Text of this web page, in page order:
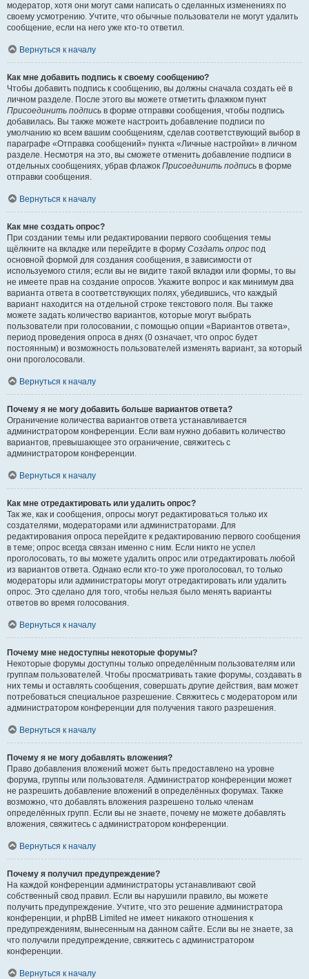
модератор, хотя они могут сами написать о сделанных изменениях по
своему усмотрению. Учтите, что обычные пользователи не могут удалить
сообщение, если на него уже кто-то ответил.
Вернуться к началу
Как мне добавить подпись к своему сообщению?
Чтобы добавить подпись к сообщению, вы должны сначала создать её в
личном разделе. После этого вы можете отметить флажком пункт
Присоединить подпись в форме отправки сообщения, чтобы подпись
добавилась. Вы также можете настроить добавление подписи по
умолчанию ко всем вашим сообщениям, сделав соответствующий выбор в
параграфе «Отправка сообщений» пункта «Личные настройки» в личном
разделе. Несмотря на это, вы сможете отменить добавление подписи в
отдельных сообщениях, убрав флажок Присоединить подпись в форме
отправки сообщения.
Вернуться к началу
Как мне создать опрос?
При создании темы или редактировании первого сообщения темы
щёлкните на вкладке или перейдите в форму Создать опрос под
основной формой для создания сообщения, в зависимости от
используемого стиля; если вы не видите такой вкладки или формы, то вы
не имеете прав на создание опросов. Укажите вопрос и как минимум два
варианта ответа в соответствующих полях, убедившись, что каждый
вариант находится на отдельной строке текстового поля. Вы также
можете задать количество вариантов, которые могут выбрать
пользователи при голосовании, с помощью опции «Вариантов ответа»,
период проведения опроса в днях (0 означает, что опрос будет
постоянным) и возможность пользователей изменять вариант, за который
они проголосовали.
Вернуться к началу
Почему я не могу добавить больше вариантов ответа?
Ограничение количества вариантов ответа устанавливается
администратором конференции. Если вам нужно добавить количество
вариантов, превышающее это ограничение, свяжитесь с
администратором конференции.
Вернуться к началу
Как мне отредактировать или удалить опрос?
Так же, как и сообщения, опросы могут редактироваться только их
создателями, модераторами или администраторами. Для
редактирования опроса перейдите к редактированию первого сообщения
в теме; опрос всегда связан именно с ним. Если никто не успел
проголосовать, то вы можете удалить опрос или отредактировать любой
из вариантов ответа. Однако если кто-то уже проголосовал, то только
модераторы или администраторы могут отредактировать или удалить
опрос. Это сделано для того, чтобы нельзя было менять варианты
ответов во время голосования.
Вернуться к началу
Почему мне недоступны некоторые форумы?
Некоторые форумы доступны только определённым пользователям или
группам пользователей. Чтобы просматривать такие форумы, создавать в
них темы и оставлять сообщения, совершать другие действия, вам может
потребоваться специальное разрешение. Свяжитесь с модератором или
администратором конференции для получения такого разрешения.
Вернуться к началу
Почему я не могу добавлять вложения?
Право добавления вложений может быть предоставлено на уровне
форума, группы или пользователя. Администратор конференции может
не разрешить добавление вложений в определённых форумах. Также
возможно, что добавлять вложения разрешено только членам
определённых групп. Если вы не знаете, почему не можете добавлять
вложения, свяжитесь с администратором конференции.
Вернуться к началу
Почему я получил предупреждение?
На каждой конференции администраторы устанавливают свой
собственный свод правил. Если вы нарушили правило, вы можете
получить предупреждение. Учтите, что это решение администратора
конференции, и phpBB Limited не имеет никакого отношения к
предупреждениям, вынесенным на данном сайте. Если вы не знаете, за
что получили предупреждение, свяжитесь с администратором
конференции.
Вернуться к началу